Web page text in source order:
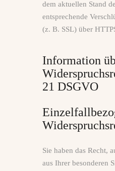
dem aktuellen Stand
entsprechende
(z. B. SSL) über
Information
21 DSGVO
Sie haben das Recht,
aus Ihrer besonderen